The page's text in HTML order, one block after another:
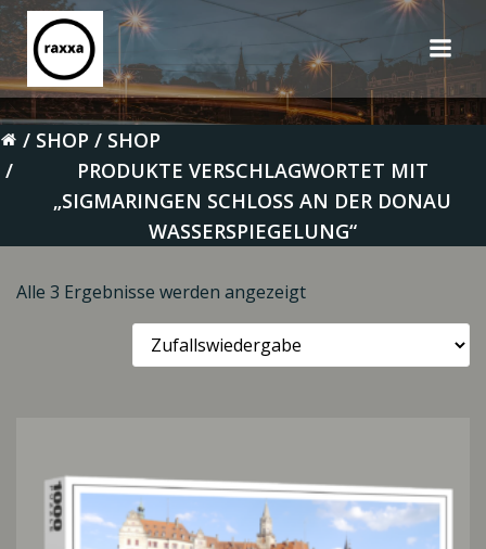
Zum
springen
SHOP
SHOP
PRODUKTE VERSCHLAGWORTET MIT
„SIGMARINGEN SCHLOSS AN DER DONAU
WASSERSPIEGELUNG“
Alle 3 Ergebnisse werden angezeigt